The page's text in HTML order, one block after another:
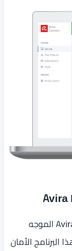
البرنامج الثانى وهو Avira Free Security Suite الموجه
البرنامج الأمان